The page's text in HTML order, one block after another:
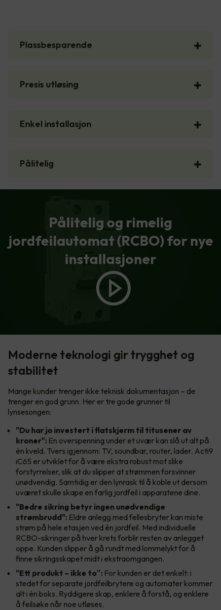
Plassbesparende
Presis utløsing
Enkel installasjon
Pålitelig
Pålitelig og rimelig
jordfeilautomat (RCBO) for nye
installasjoner
Moderne teknologi gir trygghet og
stabilitet
Mange kunder trenger ikke teknisk dokumentasjon – de
trenger en god grunn. Her er tre gode grunner til
lynsesongen:
"Du har jo investert i flatskjerm til titusener av
kroner": En overspenning under et uvær kan slå ut alt på
én kveld. Tvers igjennom: TV, soundbar, router, lader. Acti9
iC65 er utviklet for å være ekstra robust mot slike
forstyrrelser, slik at du slipper at strømmen forsvinner
unødvendig. Samtidig er den lynrask til å koble ut dersom
uværet skulle skape en farlig jordfeil i apparatene dine.
"Bedre sikring betyr ingen unødvendige
strømbrudd": Eldre anlegg med fellesbryter kan miste
strøm på hele etasjen ved én jordfeil. Med individuelle
RCBO-sikringer på hver krets forblir resten av anlegget
oppe. Kunden slipper å gå rundt med lommelykt for å
finne sikringsskapet midt i ekstraomgangen.
"Ett produkt – ikke to‟: For kunden er det enkelt: i
stedet for separate jordfeilbrytere og automater kommer
alt i én boks. Ryddigere skap, enklere å forstå, og enklere
å feilsøke når noe utløses.